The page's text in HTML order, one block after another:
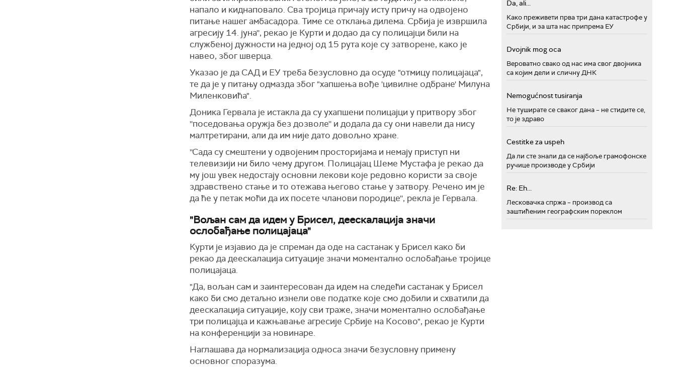
напало и киднаповало. Сва тројица причају исту причу на одвојено
питање нашег амбасадора. Тиме се отклања дилема. Србија је извршила
агресију 14. јуна'', рекао је Курти и додао да су полицајци били на
службеној дужности на једној од 15 рута које су затворене, како је
навео, због шверца.
Указао је да САД и ЕУ треба безусловно да осуде "отмицу полицајаца",
те да је у питању одмазда због "хапшења вође 'цивилне одбране' Милуна
Миленковића".
Доника Гервала је истакла да су ухапшени полицајци у притвору због
''поседовања оружја без дозволе'' и додала да су они навели да нису
малтретирани, али да им није дато довољно хране.
''Сада су смештени у одвојеним просторијама и немају приступ ни
телевизији ни било чему другом. Полицајац Шеме Мустафа је рекао да
му још увек недостају основни лекови које редовно користи за своје
здравствено стање и то отежава његово стање у затвору. Речено им је
да ће у петак моћи да их посете чланови породице'', рекла је Гервала.
"Вољан сам да идем у Брисел, деескалација значи
ослобађање полицајаца"
Курти је изјавио да је спреман да оде на састанак у Брисел како би
рекао да деескалација ситуације значи моментално ослобађање тројице
полицајаца.
"Да, вољан сам и заинтересован да идем на следећи састанак у Брисел
како би смо детаљно изнели ове податке које смо добили и схватили да
деескалација ситуације, коју сви траже, значи моментално ослобађање
три полицајца и кажњавање агресије Србије на Косово", рекао је Курти
на конференцији за новинаре.
Наглашава да нормализација односа значи безусловну примену
основног споразума.
Da, ali...
Како преживети прва три дана катастрофе у
Србији, и за шта нас припрема ЕУ
Dvojnik mog oca
Вероватно свако од нас има свог двојника
са којим дели и сличну ДНК
Nemogućnost tusiranja
Не туширате се сваког дана – не стидите се,
то је здраво
Cestitke za uspeh
Да ли сте знали да се најбоље грамофонске
ручице производе у Србији
Re: Eh...
Лесковачка спржа – производ са
заштићеним географским пореклом